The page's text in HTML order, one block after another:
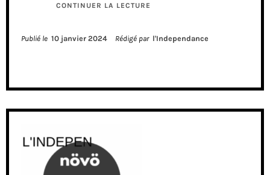
CONTINUER LA LECTURE
Publié le 10 janvier 2024 Rédigé par l'Independance